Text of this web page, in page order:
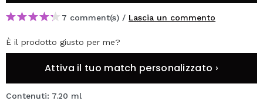
7 comment(s) / Lascia un commento
È il prodotto giusto per me?
Attiva il tuo match personalizzato ›
Contenuti: 7.20 ml